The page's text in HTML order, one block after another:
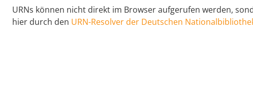
URNs können nicht direkt im Browser aufgerufen werden,
hier durch den URN-Resolver der Deutschen